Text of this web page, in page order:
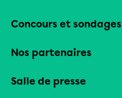
Concours et sondages
Nos partenaires
Salle de presse